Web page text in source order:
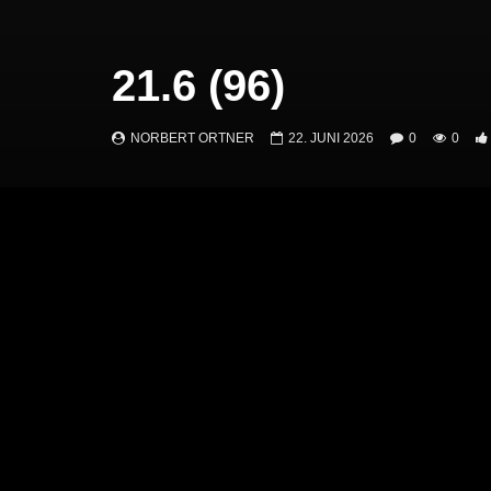
21.6 (96)
NORBERT ORTNER 22. JUNI 2026 0 0